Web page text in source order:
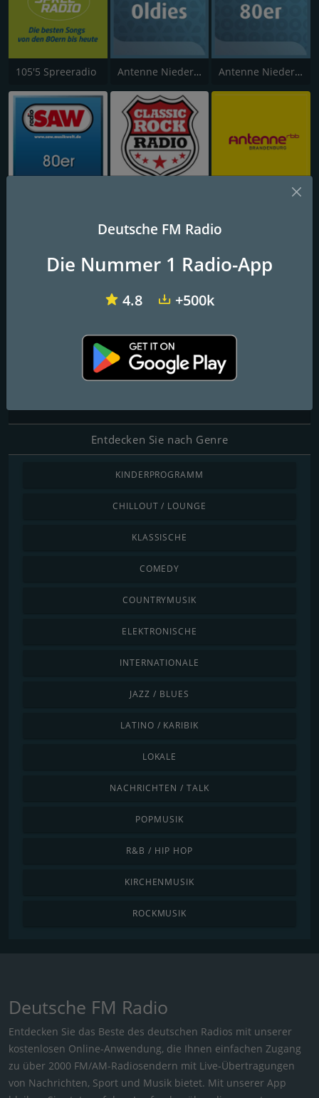
105'5 Spreeradio Antenne Niedersachsen Oldies Antenne Niedersachsen 80er
Neckar Gaming Radio
Dein Gaming Radio
https://neckar-gaming.de
Entdecken Sie nach Genre
KINDERPROGRAMM
CHILLOUT / LOUNGE
KLASSISCHE
COMEDY
COUNTRYMUSIK
ELEKTRONISCHE
INTERNATIONALE
JAZZ / BLUES
LATINO / KARIBIK
LOKALE
NACHRICHTEN / TALK
POPMUSIK
R&B / HIP HOP
KIRCHENMUSIK
ROCKMUSIK
Deutsche FM Radio
Entdecken Sie das Beste des deutschen Radios mit unserer
kostenlosen Online-Anwendung, die Ihnen einfachen Zugang
zu über 2000 FM/AM-Radiosendern mit Live-Übertragungen
von Nachrichten, Sport und Musik bietet. Mit unserer App
Deutsche FM Radio
Die Nummer 1 Radio-App
4.8 +500k